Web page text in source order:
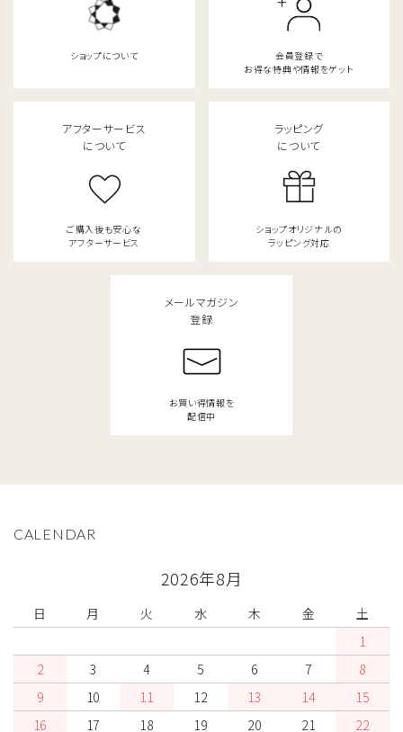
ショップについて
会員登録で
お得な特典や情報をゲット
アフターサービス
について
ご購入後も安心な
アフターサービス
ラッピング
について
ショップオリジナルの
ラッピング対応
メールマガジン
登録
お買い得情報を
配信中
CALENDAR
2026年8月
日 月 火 水 木 金
土
1
2
3 4 5 6 7
8
9
10 11 12 13 14
15
16
17 18 19 20 21
22